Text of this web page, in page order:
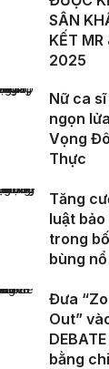
SÂN
KẾT MR
2025
Nữ ca
ngọn
Vọng
Thực
Tăng
luật
trong
bùng nổ
Đưa
Out”
bằng